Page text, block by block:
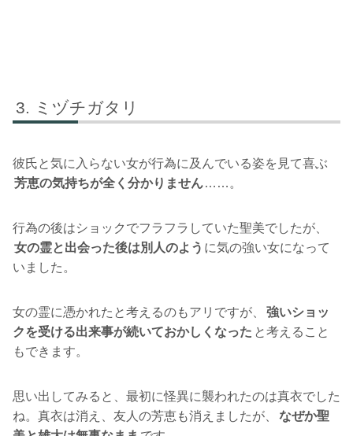
ミヅチガタリ
彼氏と気に入らない女が行為に及んでいる姿を見て喜ぶ
芳恵の気持ちが全く分かりません ……。
行為の後はショックでフラフラしていた聖美でしたが、
女の霊と出会った後は別人のよう に気の強い女になって
いました。
女の霊に憑かれたと考えるのもアリですが、
強いショッ
クを受ける出来事が続いておかしくなった と考えること
もできます。
思い出してみると、最初に怪異に襲われたのは真衣でした
ね。真衣は消え、友人の芳恵も消えましたが、
なぜか聖